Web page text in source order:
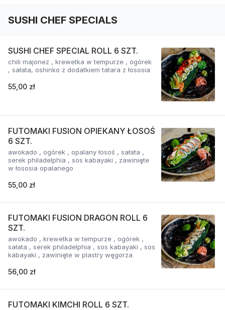
SUSHI CHEF SPECIALS
SUSHI CHEF SPECIAL ROLL 6 SZT.
chili majonez , krewetka w tempurze , ogórek
, sałata, oshinko z dodatkiem tatara z łososia
55,00 zł
FUTOMAKI FUSION OPIEKANY ŁOSOŚ
6 SZT.
awokado , ogórek , opalany łosoś , sałata ,
serek philadelphia , sos kabayaki , zawinięte
w łososia opalanego
55,00 zł
FUTOMAKI FUSION DRAGON ROLL 6
SZT.
awokado , krewetka w tempurze , ogórek ,
sałata , serek philadelphia , sos kabayaki , sos
kabayaki , zawinięte w plastry węgorza
56,00 zł
FUTOMAKI KIMCHI ROLL 6 SZT.